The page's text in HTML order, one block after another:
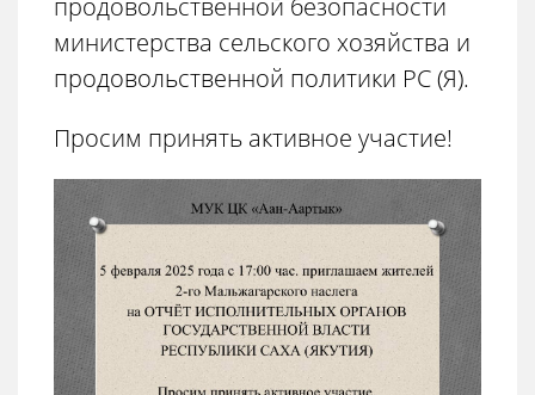
министерства сельского хозяйства и
продовольственной политики РС (Я).
Просим принять активное участие!